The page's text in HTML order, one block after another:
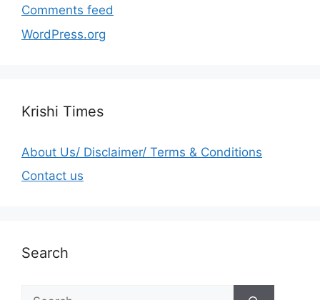
Comments feed
WordPress.org
Krishi Times
About Us/ Disclaimer/ Terms & Conditions
Contact us
Search